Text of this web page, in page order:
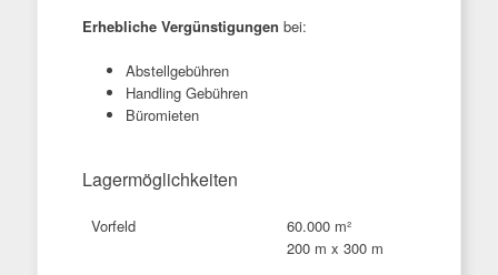
Erhebliche Vergünstigungen bei:
Abstellgebühren
Handling Gebühren
Büromieten
Lagermöglichkeiten
Vorfeld
60.000 m²
200 m x 300 m